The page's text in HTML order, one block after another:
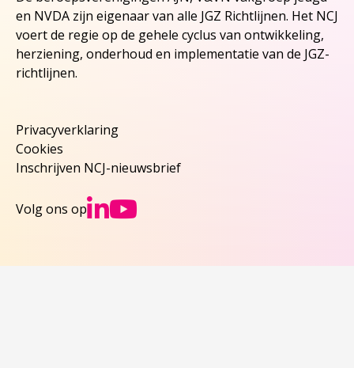
en NVDA zijn eigenaar van alle JGZ Richtlijnen. Het NCJ
voert de regie op de gehele cyclus van ontwikkeling,
herziening, onderhoud en implementatie van de JGZ-
richtlijnen.
Privacyverklaring
Cookies
Inschrijven NCJ-nieuwsbrief
Volg ons op Ga naar NCJs